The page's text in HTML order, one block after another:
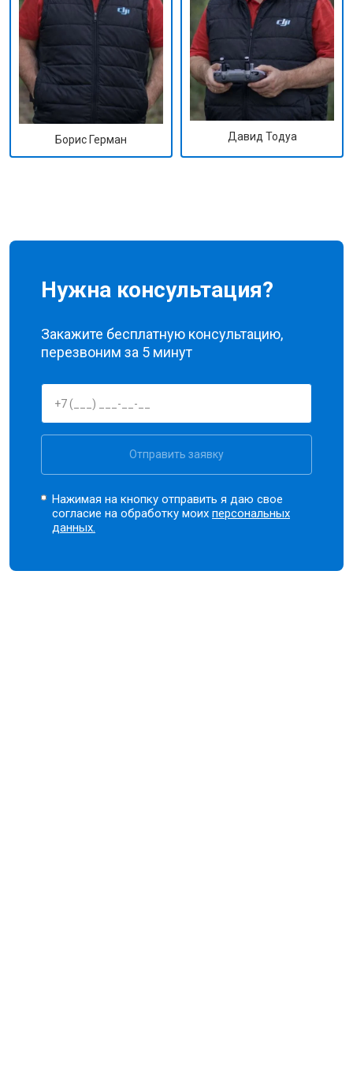
Борис Герман Давид Тодуа
Нужна консультация?
Закажите бесплатную консультацию,
перезвоним за 5 минут
Отправить заявку
Нажимая на кнопку отправить я даю свое
согласие на обработку моихперсональных
данных.